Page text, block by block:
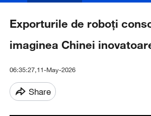
Exporturile de roboți
imaginea Chinei
06:35:27,11-May-2026
Share